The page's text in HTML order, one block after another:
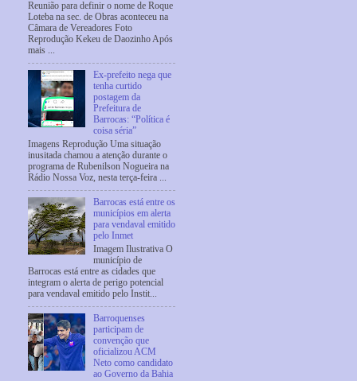
Reunião para definir o nome de Roque
Loteba na sec. de Obras aconteceu na
Câmara de Vereadores Foto
Reprodução Kekeu de Daozinho Após
mais ...
Ex-prefeito nega que
tenha curtido
postagem da
Prefeitura de
Barrocas: “Política é
coisa séria”
Imagens Reprodução Uma situação
inusitada chamou a atenção durante o
programa de Rubenilson Nogueira na
Rádio Nossa Voz, nesta terça-feira ...
Barrocas está entre os
municípios em alerta
para vendaval emitido
pelo Inmet
Imagem Ilustrativa O
município de
Barrocas está entre as cidades que
integram o alerta de perigo potencial
para vendaval emitido pelo Instit...
Barroquenses
participam de
convenção que
oficializou ACM
Neto como candidato
ao Governo da Bahia